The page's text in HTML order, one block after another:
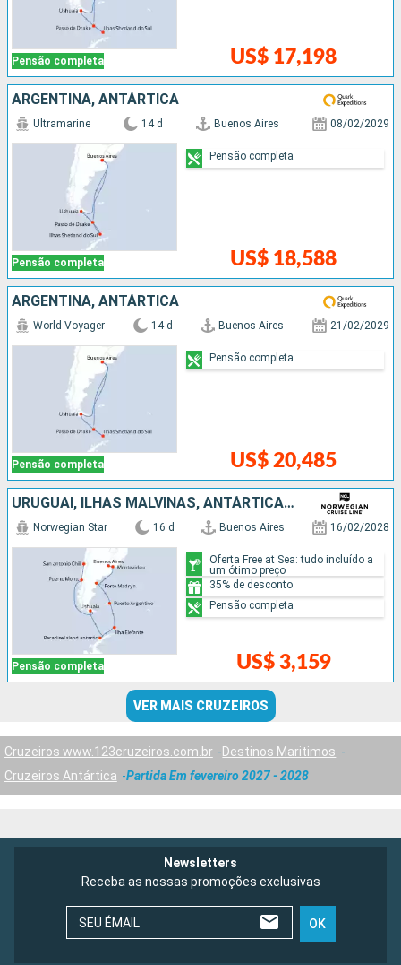
Pensão completa US$ 17,198
ARGENTINA, ANTÁRTICA
Pensão completa
Ultramarine 14 d Buenos Aires 08/02/2029
US$ 18,588
Pensão completa
ARGENTINA, ANTÁRTICA
Pensão completa
World Voyager 14 d Buenos Aires 21/02/2029
US$ 20,485
Pensão completa
URUGUAI, ILHAS MALVINAS, ANTÁRTICA, ARGENTINA, CHILE
Pensão completa
Norwegian Star 16 d Buenos Aires 16/02/2028
US$ 3,159
Oferta Free at Sea: tudo incluído a
um ótimo preço
35% de desconto
Pensão completa
VER MAIS CRUZEIROS
Cruzeiros www.123cruzeiros.com.br
Destinos Maritimos
Cruzeiros Antártica
Partida Em fevereiro 2027 - 2028
Newsletters
Receba as nossas promoções exclusivas
SEU ÉMAIL OK